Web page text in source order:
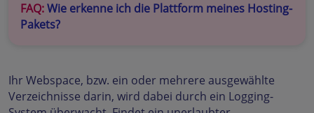
FAQ:Wie erkenne ich die Plattform meines Hosting-
Pakets?
Ihr Webspace, bzw. ein oder mehrere ausgewählte
Verzeichnisse darin, wird dabei durch ein Logging-